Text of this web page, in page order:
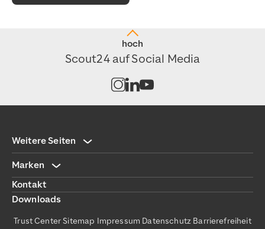
hoch
Scout24 auf Social Media
Kanal auf Instagram öffnen
Kanal auf LinkedIn öffnen
Weitere Seiten
Marken
Kontakt
Downloads
Trust CenterSitemap Impressum Datenschutz Barrierefreiheit